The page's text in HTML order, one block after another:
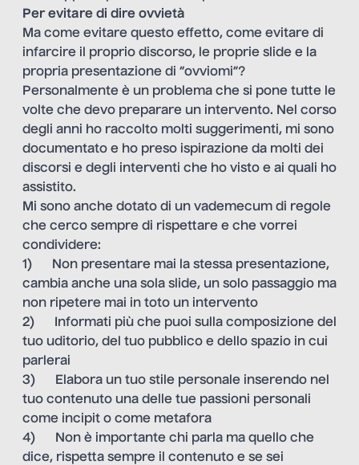
Per evitare di dire ovvietà
Ma come evitare questo effetto, come evitare di
infarcire il proprio discorso, le proprie slide e la
propria presentazione di “ovviomi”?
Personalmente è un problema che si pone tutte le
volte che devo preparare un intervento. Nel corso
degli anni ho raccolto molti suggerimenti, mi sono
documentato e ho preso ispirazione da molti dei
discorsi e degli interventi che ho visto e ai quali ho
assistito.
Mi sono anche dotato di un vademecum di regole
che cerco sempre di rispettare e che vorrei
condividere:
1) Non presentare mai la stessa presentazione,
cambia anche una sola slide, un solo passaggio ma
non ripetere mai in toto un intervento
2) Informati più che puoi sulla composizione del
tuo uditorio, del tuo pubblico e dello spazio in cui
parlerai
3) Elabora un tuo stile personale inserendo nel
tuo contenuto una delle tue passioni personali
come incipit o come metafora
4) Non è importante chi parla ma quello che
dice, rispetta sempre il contenuto e se sei